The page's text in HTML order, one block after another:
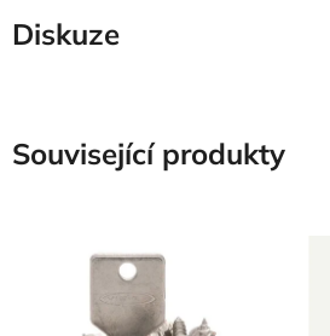
Diskuze
Související produkty